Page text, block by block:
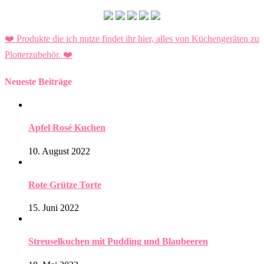
❤️ Produkte die ich nutze findet ihr hier, alles von Küchengeräten zu
Plotterzubehör. ❤️
Neueste Beiträge
Apfel Rosé Kuchen
10. August 2022
Rote Grütze Torte
15. Juni 2022
Streuselkuchen mit Pudding und Blaubeeren